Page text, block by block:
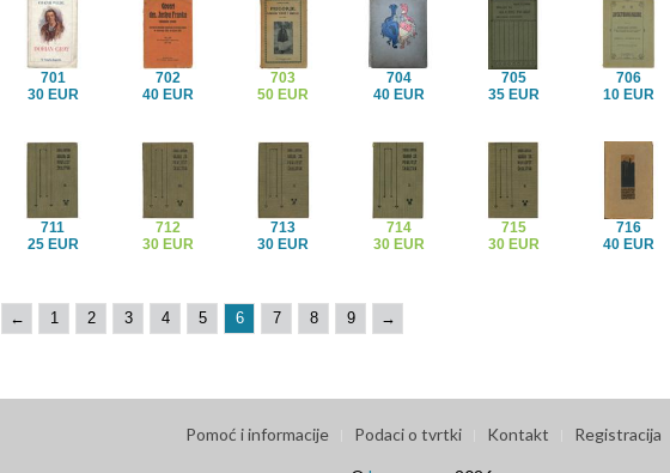
701
30 EUR
702
40 EUR
703
50 EUR
704
40 EUR
705
35 EUR
706
10 EUR
711
25 EUR
712
30 EUR
713
30 EUR
714
30 EUR
715
30 EUR
716
40 EUR
← 1 2 3 4 5 6 7 8 9 →
Pomoć i informacije Podaci o tvrtki Kontakt Registracija